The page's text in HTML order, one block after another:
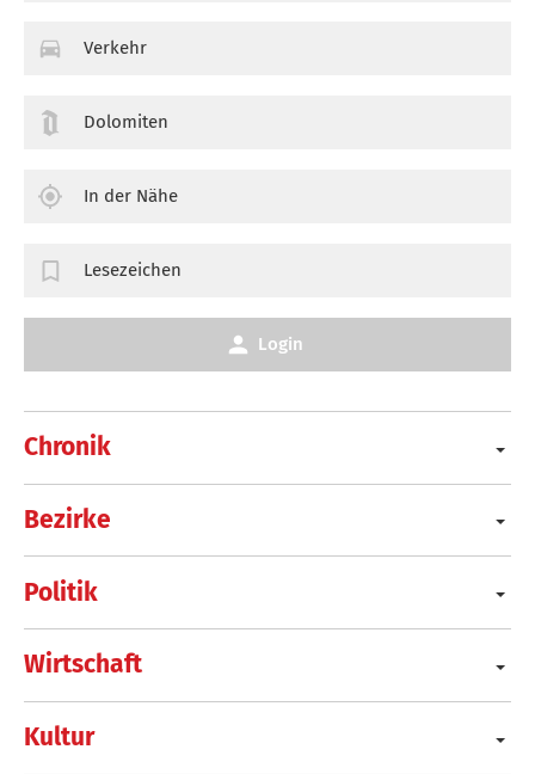
Chronik
Bezirke
Politik
Wirtschaft
Kultur
Verkehr
Dolomiten
In der Nähe
Lesezeichen
Login